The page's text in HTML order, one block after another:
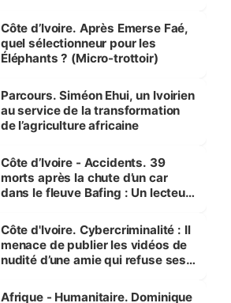
Côte d’Ivoire. Après Emerse Faé,
quel sélectionneur pour les
Éléphants ? (Micro-trottoir)
Parcours. Siméon Ehui, un Ivoirien
au service de la transformation
de l’agriculture africaine
Côte d’Ivoire - Accidents. 39
morts après la chute d’un car
dans le fleuve Bafing : Un lecteur
des Transports
Côte d'Ivoire. Cybercriminalité : Il
menace de publier les vidéos de
nudité d’une amie qui refuse ses
Afrique - Humanitaire. Dominique